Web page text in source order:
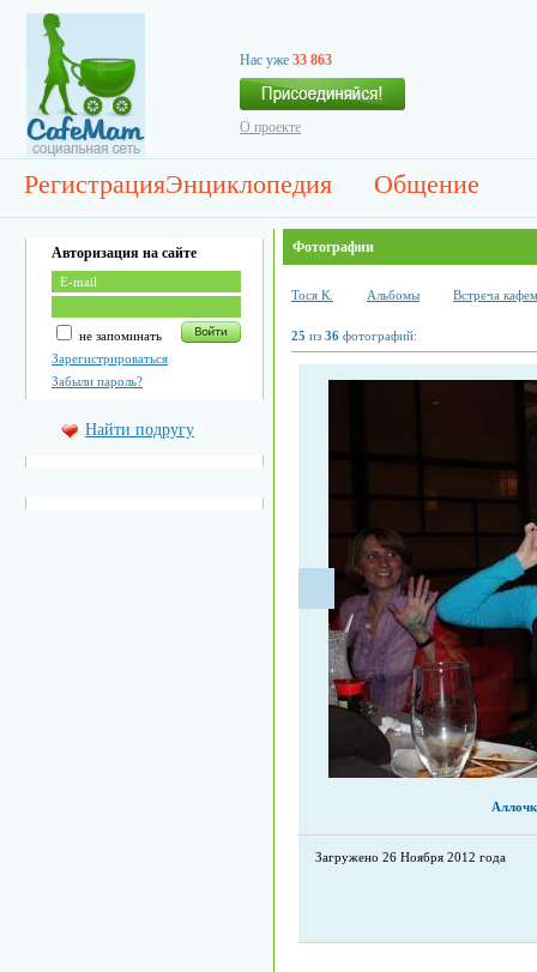
Нас уже 33 863
О проекте
РегистрацияЭнциклопедия Общение
Авторизация на сайте
не запоминать
Зарегистрироваться
Забыли пароль?
Найти подругу
Фотографии
Тоcя К. Альбомы Встреча
25 из 36 фотографий:
Загружено 26 Ноября 2012 года